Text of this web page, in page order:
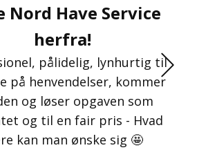
Nord Have Service
herfra!
pålidelig, lynhurtig til
på henvendelser, kommer
og løser opgaven som
og til en fair pris - Hvad
kan man ønske sig 🤩